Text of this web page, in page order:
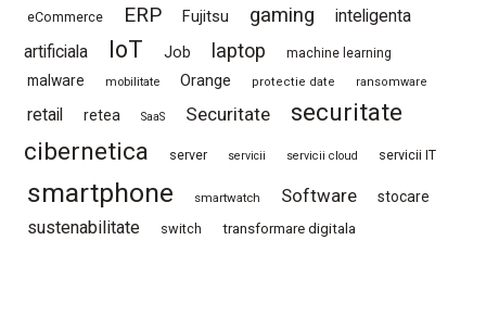
eCommerce ERP Fujitsu gaming
inteligenta
artificiala
IoT Job laptop machine learning
malware mobilitate Orange protectie date ransomware
retail retea SaaS Securitate
securitate
cibernetica
server servicii servicii cloud servicii IT
smartphone smartwatch Software stocare
sustenabilitate switch transformare digitala